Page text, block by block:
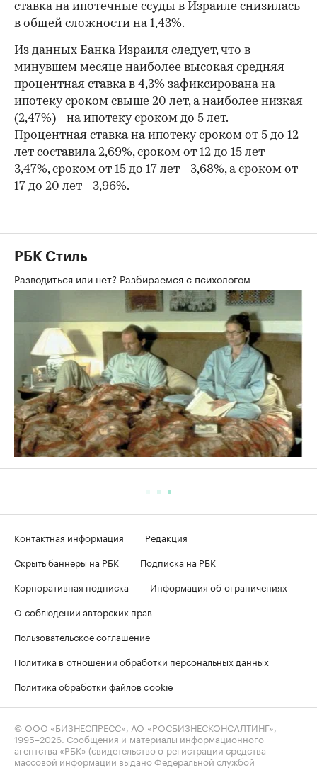
ставка на ипотечные ссуды в Израиле снизилась
в общей сложности на 1,43%.
Из данных Банка Израиля следует, что в
минувшем месяце наиболее высокая средняя
процентная ставка в 4,3% зафиксирована на
ипотеку сроком свыше 20 лет, а наиболее низкая
(2,47%) - на ипотеку сроком до 5 лет.
Процентная ставка на ипотеку сроком от 5 до 12
лет составила 2,69%, сроком от 12 до 15 лет -
3,47%, сроком от 15 до 17 лет - 3,68%, а сроком от
17 до 20 лет - 3,96%.
РБК Стиль
Разводиться или нет? Разбираемся с психологом
Контактная информация
Редакция
Скрыть баннеры на РБК
Подписка на РБК
Корпоративная подписка
Информация об ограничениях
О соблюдении авторских прав
Пользовательское соглашение
Политика в отношении обработки персональных данных
Политика обработки файлов cookie
© ООО «БИЗНЕСПРЕСС», АО «РОСБИЗНЕСКОНСАЛТИНГ»,
1995–2026. Сообщения и материалы информационного
агентства «РБК» (свидетельство о регистрации средства
массовой информации выдано Федеральной службой